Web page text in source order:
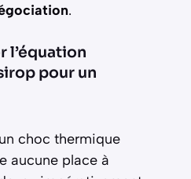
.
l’équation
pour un
choc thermique
aucune place à